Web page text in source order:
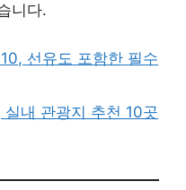
니다.
선유도 포함한 필수
내 관광지 추천 10곳